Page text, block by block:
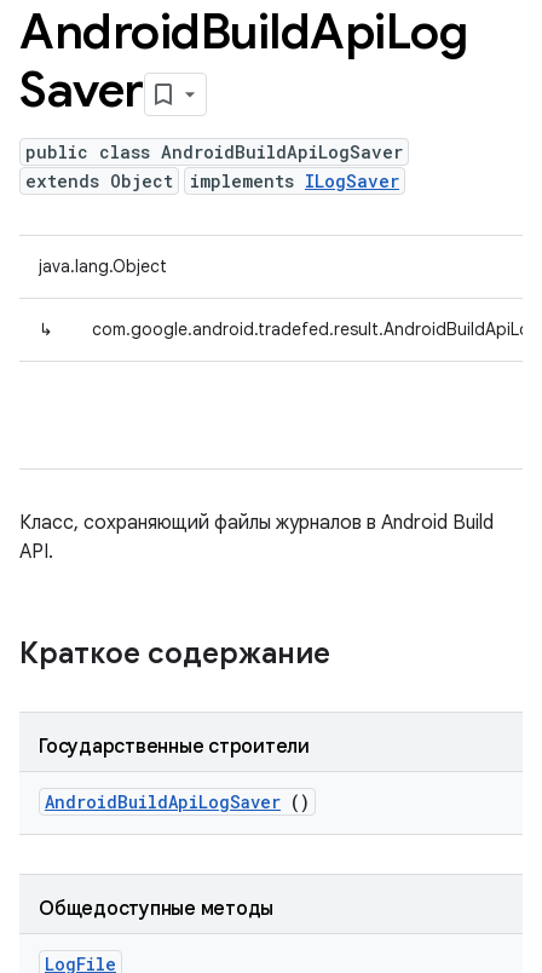
AndroidBuildApiLog
Saver
public class AndroidBuildApiLogSaver
extends Object
implements ILogSaver
java.lang.Object
↳
Класс, сохраняющий файлы журналов в Android Build
API.
Краткое содержание
Государственные строители
AndroidBuildApiLogSaver ()
Общедоступные методы
LogFile